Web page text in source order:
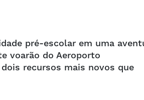
pré-escolar em uma
voarão do Aeroporto
recursos mais novos que